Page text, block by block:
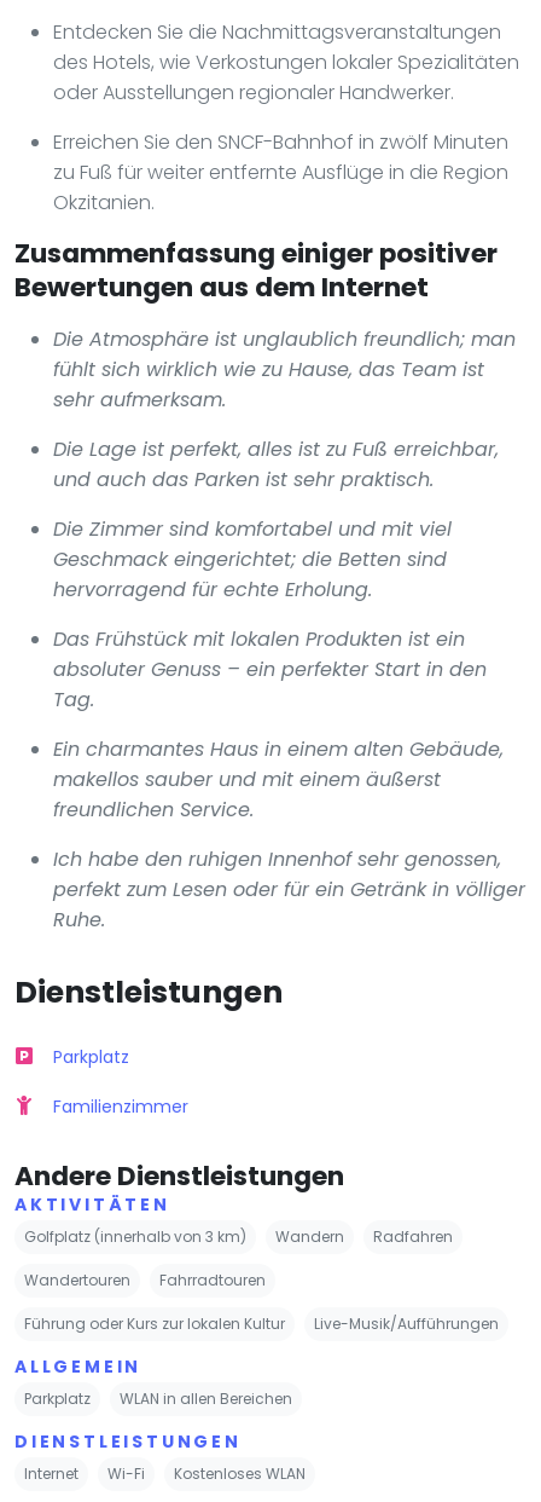
Entdecken Sie die Nachmittagsveranstaltungen
des Hotels, wie Verkostungen lokaler Spezialitäten
oder Ausstellungen regionaler Handwerker.
Erreichen Sie den SNCF-Bahnhof in zwölf Minuten
zu Fuß für weiter entfernte Ausflüge in die Region
Okzitanien.
Zusammenfassung einiger positiver
Bewertungen aus dem Internet
Die Atmosphäre ist unglaublich freundlich; man
fühlt sich wirklich wie zu Hause, das Team ist
sehr aufmerksam.
Die Lage ist perfekt, alles ist zu Fuß erreichbar,
und auch das Parken ist sehr praktisch.
Die Zimmer sind komfortabel und mit viel
Geschmack eingerichtet; die Betten sind
hervorragend für echte Erholung.
Das Frühstück mit lokalen Produkten ist ein
absoluter Genuss – ein perfekter Start in den
Tag.
Ein charmantes Haus in einem alten Gebäude,
makellos sauber und mit einem äußerst
freundlichen Service.
Ich habe den ruhigen Innenhof sehr genossen,
perfekt zum Lesen oder für ein Getränk in völliger
Ruhe.
Dienstleistungen
Parkplatz
Familienzimmer
Andere Dienstleistungen
AKTIVITÄTEN
Golfplatz (innerhalb von 3 km) Wandern Radfahren
Wandertouren Fahrradtouren
Führung oder Kurs zur lokalen Kultur Live-Musik/Aufführungen
ALLGEMEIN
Parkplatz WLAN in allen Bereichen
DIENSTLEISTUNGEN
Internet Wi-Fi Kostenloses WLAN